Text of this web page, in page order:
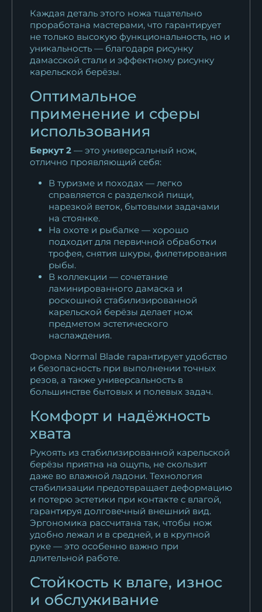
Каждая деталь этого ножа тщательно
проработана мастерами, что гарантирует
не только высокую функциональность, но и
уникальность — благодаря рисунку
дамасской стали и эффектному рисунку
карельской берёзы.
Оптимальное
применение и сферы
использования
Беркут 2 — это универсальный нож,
отлично проявляющий себя:
В туризме и походах — легко
справляется с разделкой пищи,
нарезкой веток, бытовыми задачами
на стоянке.
На охоте и рыбалке — хорошо
подходит для первичной обработки
трофея, снятия шкуры, филетирования
рыбы.
В коллекции — сочетание
ламинированного дамаска и
роскошной стабилизированной
карельской берёзы делает нож
предметом эстетического
наслаждения.
Форма Normal Blade гарантирует удобство
и безопасность при выполнении точных
резов, а также универсальность в
большинстве бытовых и полевых задач.
Комфорт и надёжность
хвата
Рукоять из стабилизированной карельской
берёзы приятна на ощупь, не скользит
даже во влажной ладони. Технология
стабилизации предотвращает деформацию
и потерю эстетики при контакте с влагой,
гарантируя долговечный внешний вид.
Эргономика рассчитана так, чтобы нож
удобно лежал и в средней, и в крупной
руке — это особенно важно при
длительной работе.
Стойкость к влаге, износ
и обслуживание